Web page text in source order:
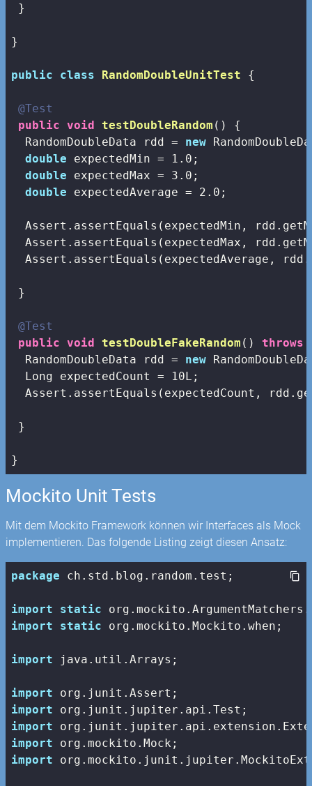
}
}
public class RandomDoubleUnitTest {
@Test
public void testDoubleRandom ()
{
  RandomDoubleData rdd =
new
double expectedMin = 1.0 ;
double expectedMax = 3.0 ;
double expectedAverage = 2.0 ;
Assert.assertEquals(expectedMin,
Assert.assertEquals(expectedMax,
Assert.assertEquals(expectedAverage,
}
@Test
public void testDoubleFakeRandom () throws
  RandomDoubleData rdd =
new
  Long expectedCount =
10L ;
Assert.assertEquals(expectedCount,
}
}
Mockito Unit Tests
Mit dem Mockito Framework können wir Interfaces als Mock
implementieren. Das folgende Listing zeigt diesen Ansatz:
package ch.std.blog.random.test;
import
static
import
static org.mockito.Mockito.when;
import java.util.Arrays;
import
import
import
import
import